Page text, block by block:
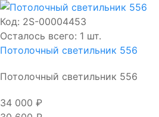
Код: 2S-00004453
Осталось всего: 1 шт.
Потолочный светильник 556
Потолочный светильник 556
34 000 ₽